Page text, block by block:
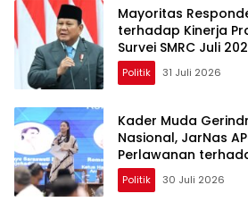
Mayoritas
terhadap Kinerja
Survei SMRC Juli
Politik 31 Juli 2026
Kader Muda
Nasional, JarNas
Perlawanan
Perdagangan Orang
Politik 30 Juli 2026